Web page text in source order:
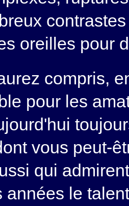
oreilles pour
compris,
pour les
vous peut-
qui
années le